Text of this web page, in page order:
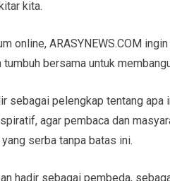
kita.
online, ARASYNEWS.COM
bersama untuk
sebagai pelengkap tentang
agar pembaca dan
serba tanpa batas ini.
hadir sebagai pembeda,